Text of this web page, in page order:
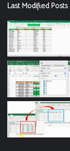
Last Modified Posts